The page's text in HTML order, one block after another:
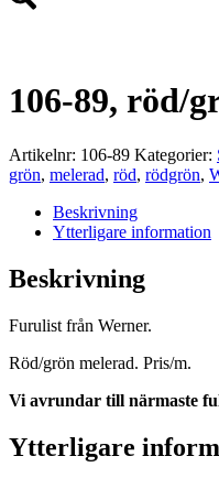
106-89, röd/
Artikelnr: 106-89 Kategorier:
grön, melerad, röd, rödgrön,
Beskrivning
Ytterligare information
Beskrivning
Furulist från Werner.
Röd/grön melerad. Pris/m.
Vi avrundar till närmaste
Ytterligare